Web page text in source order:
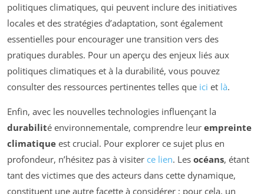
politiques climatiques, qui peuvent inclure des initiatives
locales et des stratégies d’adaptation, sont également
essentielles pour encourager une transition vers des
pratiques durables. Pour un aperçu des enjeux liés aux
politiques climatiques et à la durabilité, vous pouvez
consulter des ressources pertinentes telles que ici et là.
Enfin, avec les nouvelles technologies influençant la
durabilité environnementale, comprendre leur empreinte
climatique est crucial. Pour explorer ce sujet plus en
profondeur, n’hésitez pas à visiter ce lien. Les océans, étant
tant des victimes que des acteurs dans cette dynamique,
constituent une autre facette à considérer ; pour cela, un